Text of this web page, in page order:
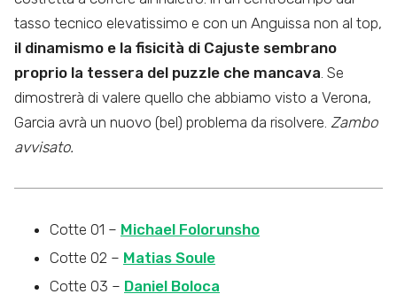
tasso tecnico elevatissimo e con un Anguissa non al top,
il dinamismo e la fisicità di Cajuste sembrano
proprio la tessera del puzzle che mancava. Se
dimostrerà di valere quello che abbiamo visto a Verona,
Garcia avrà un nuovo (bel) problema da risolvere. Zambo
avvisato.
Cotte 01 – Michael Folorunsho
Cotte 02 – Matias Soule
Cotte 03 – Daniel Boloca